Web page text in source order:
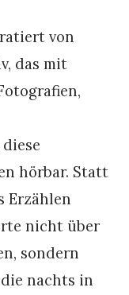
von
das mit
hörbar. Statt
Erzählen
nicht über
sondern
nachts in